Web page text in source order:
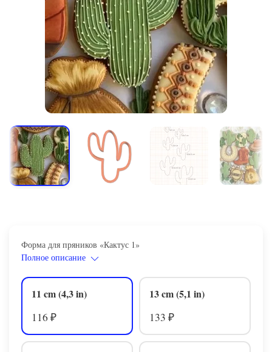
Форма для пряников «Кактус 1»
Полное описание
11 cm (4,3 in)
116 ₽
13 cm (5,1 in)
133 ₽